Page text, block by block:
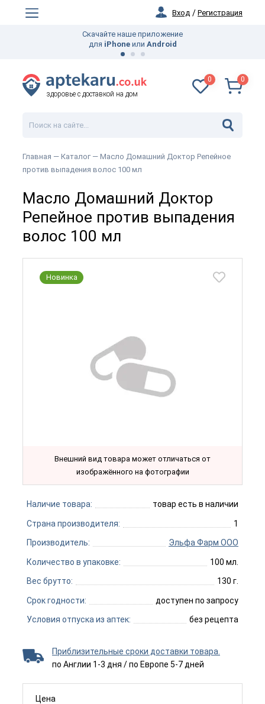
Вход / Регистрация
Скачайте наше приложение
для iPhone или Android
здоровье с доставкой на дом
0 0
Главная — Каталог — Масло Домашний Доктор Репейное
против выпадения волос 100 мл
Масло Домашний Доктор
Репейное против выпадения
волос 100 мл
Новинка
Внешний вид товара может отличаться от
изображённого на фотографии
Наличие товара: товар есть в наличии
Страна производителя: 1
Производитель: Эльфа Фарм ООО
Количество в упаковке: 100 мл.
Вес брутто: 130 г.
Срок годности: доступен по запросу
Условия отпуска из аптек: без рецепта
Приблизительные сроки доставки товара.
по Англии 1-3 дня / по Европе 5-7 дней
Цена